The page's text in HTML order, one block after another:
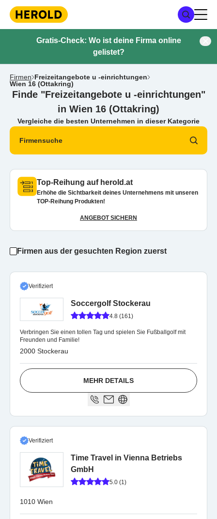
Gratis-Check: Wo ist deine Firma online
gelistet?
Firmen Freizeitangebote u -einrichtungen
Wien 16 (Ottakring)
Finde "Freizeitangebote u -einrichtungen"
in Wien 16 (Ottakring)
Vergleiche die besten Unternehmen in dieser Kategorie
Firmensuche
Top-Reihung auf herold.at
Erhöhe die Sichtbarkeit deines Unternehmens mit unseren
TOP-Reihung Produkten!
ANGEBOT SICHERN
Firmen aus der gesuchten Region zuerst
Verifiziert
Soccergolf Stockerau
4.8 (161)
Verbringen Sie einen tollen Tag und spielen Sie Fußballgolf mit
Freunden und Familie!
2000 Stockerau
MEHR DETAILS
Verifiziert
Time Travel in Vienna Betriebs
GmbH
5.0 (1)
1010 Wien